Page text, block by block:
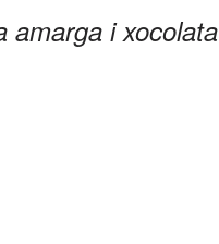
amarga i xocolata